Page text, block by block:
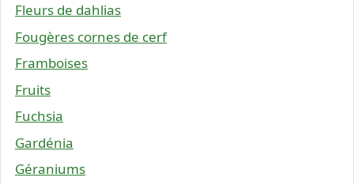
Fleurs de dahlias
Fougères cornes de cerf
Framboises
Fruits
Fuchsia
Gardénia
Géraniums